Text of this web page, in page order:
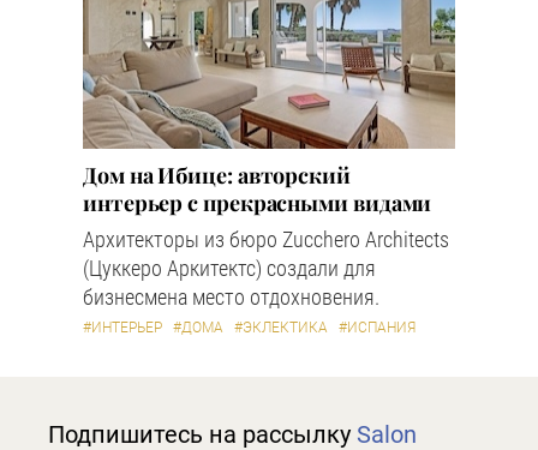
Дом на Ибице: авторский
интерьер с прекрасными видами
Архитекторы из бюро Zucchero Architects
(Цуккеро Аркитектс) создали для
бизнесмена место отдохновения.
#ИНТЕРЬЕР #ДОМА #ЭКЛЕКТИКА #ИСПАНИЯ
Подпишитесь на рассылку Salon